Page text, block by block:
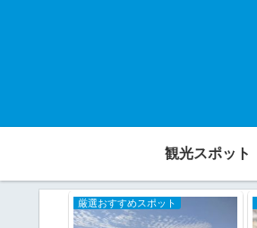
観光スポット
厳選おすすめスポット